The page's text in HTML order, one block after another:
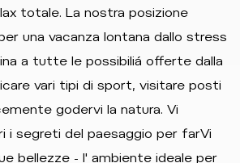
totale. La nostra posizione
una vacanza lontana dallo stress
a tutte le possibiliá offerte dalla
vari tipi di sport, visitare posti
godervi la natura. Vi
i segreti del paesaggio per farVi
bellezze - l' ambiente ideale per